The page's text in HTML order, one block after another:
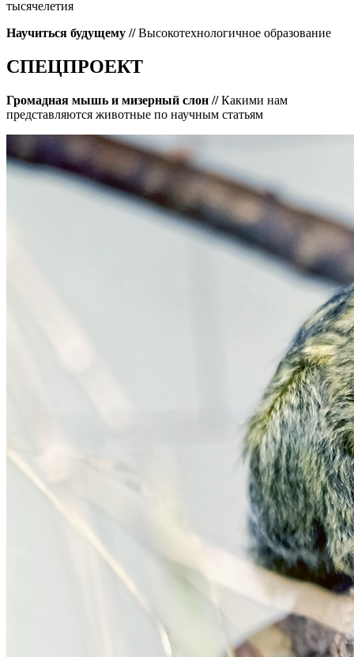
тысячелетия
Научиться будущему //Высокотехнологичное образование
СПЕЦПРОЕКТ
Громадная мышь и мизерный слон //Какими нам
представляются животные по научным статьям